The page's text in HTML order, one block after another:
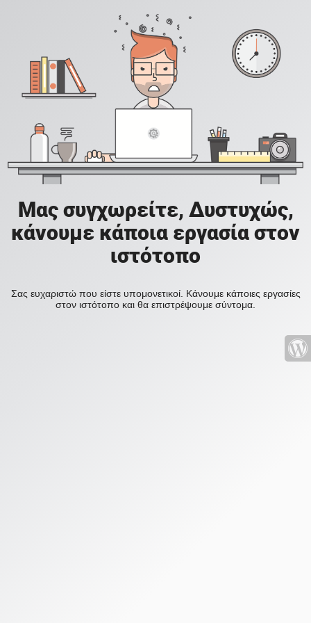
Μας συγχωρείτε, Δυστυχώς,
κάνουμε κάποια εργασία στον
ιστότοπο
Σας ευχαριστώ που είστε υπομονετικοί. Κάνουμε κάποιες εργασίες
στον ιστότοπο και θα επιστρέψουμε σύντομα.